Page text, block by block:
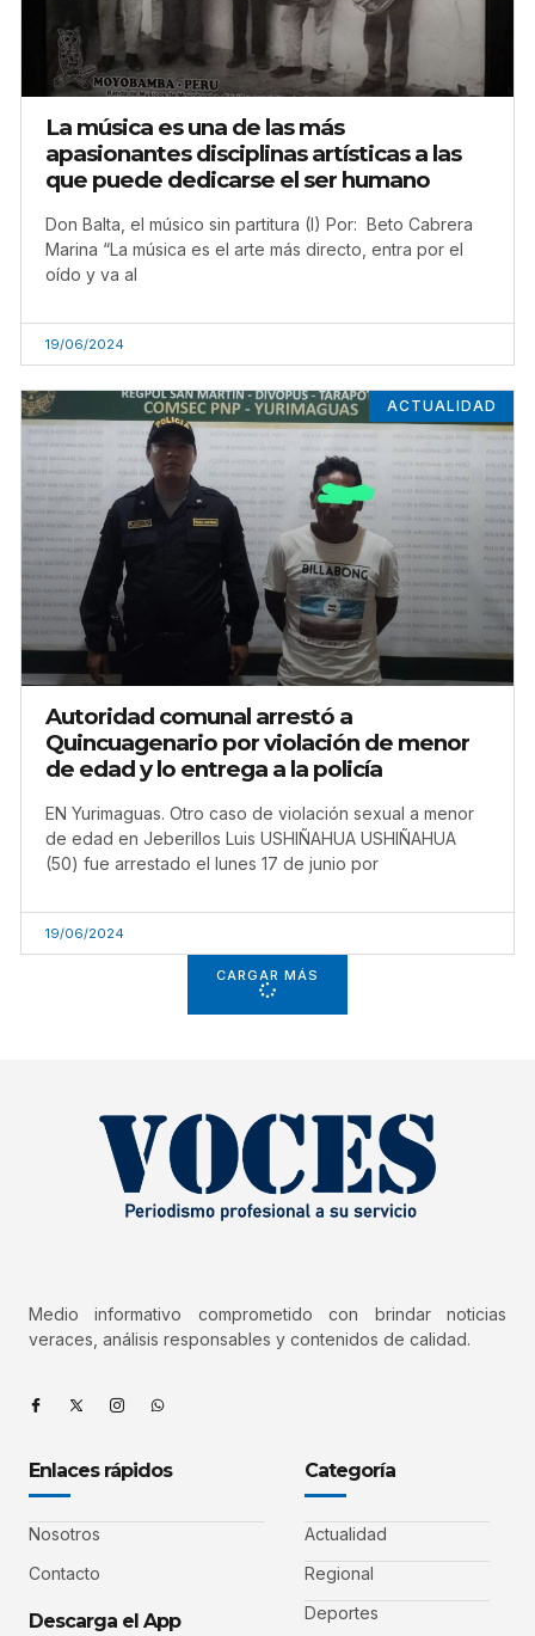
La música es una de las más
apasionantes disciplinas artísticas a las
que puede dedicarse el ser humano
Don Balta, el músico sin partitura (I) Por: Beto Cabrera
Marina “La música es el arte más directo, entra por el
oído y va al
19/06/2024
ACTUALIDAD
Autoridad comunal arrestó a
Quincuagenario por violación de menor
de edad y lo entrega a la policía
EN Yurimaguas. Otro caso de violación sexual a menor
de edad en Jeberillos Luis USHIÑAHUA USHIÑAHUA
(50) fue arrestado el lunes 17 de junio por
19/06/2024
CARGAR MÁS
Medio informativo comprometido con brindar noticias
veraces, análisis responsables y contenidos de calidad.
Enlaces rápidos
Nosotros
Contacto
Descarga el App
Categoría
Actualidad
Regional
Deportes